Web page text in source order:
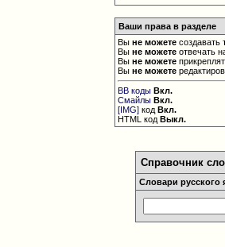
Ваши права в разделе
Выне можете создавать
Выне можете отвечать
Выне можете
Выне можете
BB коды Вкл.
Смайлы Вкл.
[IMG] кодВкл.
HTML кодВыкл.
Справочник
Словари русского